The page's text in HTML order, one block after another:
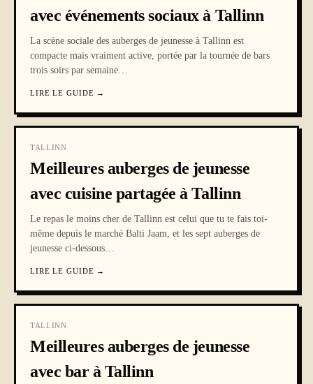
avec événements sociaux à Tallinn
La scène sociale des auberges de jeunesse à Tallinn est
compacte mais vraiment active, portée par la tournée de bars
trois soirs par semaine…
LIRE LE GUIDE →
TALLINN
Meilleures auberges de jeunesse
avec cuisine partagée à Tallinn
Le repas le moins cher de Tallinn est celui que tu te fais toi-
même depuis le marché Balti Jaam, et les sept auberges de
jeunesse ci-dessous…
LIRE LE GUIDE →
TALLINN
Meilleures auberges de jeunesse
avec bar à Tallinn